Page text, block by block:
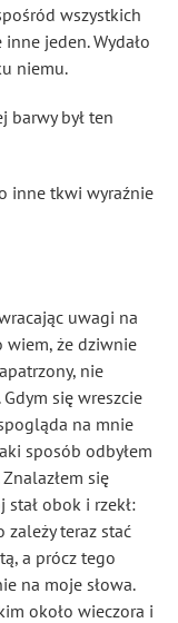
wszystkich
jeden. Wydało
niemu.
barwy był ten
inne tkwi wyraźnie
uwagi na
wiem, że dziwnie
nie
się wreszcie
na mnie
sposób odbyłem
się
obok i rzekł:
zależy teraz stać
a prócz tego
na moje słowa.
około wieczora i